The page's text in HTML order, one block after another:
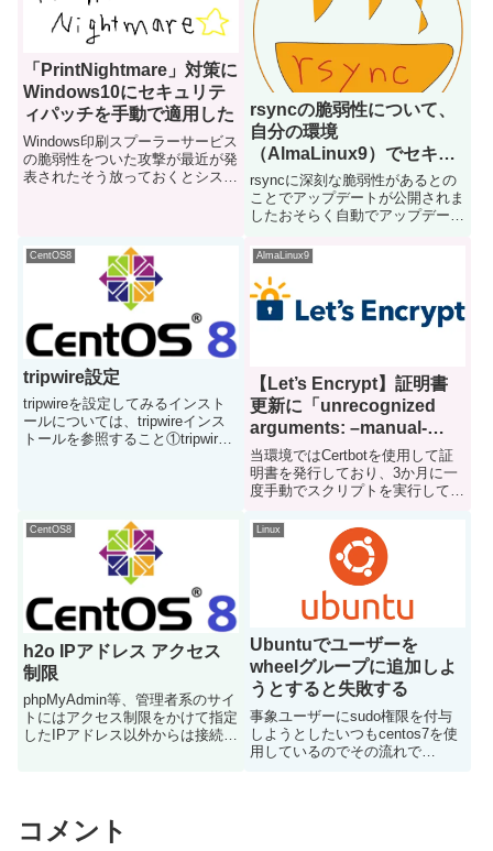
「PrintNightmare」対策に
Windows10にセキュリテ
ィパッチを手動で適用した
Windows印刷スプーラーサービス
の脆弱性をついた攻撃が最近が発
表されたそう放っておくとシステ
ド早急に対策したいので、
windowsupdateの配...
rsyncの脆弱性について、
自分の環境
（AlmaLinux9）でセキュ
リティアップデートが適用
されているか確認する
rsyncに深刻な脆弱性があるとの
ことでアップデートが公開されま
したおそらく自動でアップデート
ため確認しますrsyncのバージョ
ン確認rsync --version コマンドを
実施してrsyncのバージョンを
確...
CentOS8
tripwire設定
tripwireを設定してみるインスト
ールについては、tripwireインス
トールを参照すること①tripwire
AlmaLinux9
【Let’s Encrypt】証明書
更新に「unrecognized
arguments: –manual-
public-ip-logging-ok」と
エラーが出て失敗する
当環境ではCertbotを使用して証
明書を発行しており、3か月に一
度手動でスクリプトを実行して証
更新の際はすでに作成済のスクリ
プトを毎回実行していたのです
が、今回全く同じスクリプトを使
用しているにも関わらずエラ...
CentOS8
h2o IPアドレス アクセス
制限
phpMyAdmin等、管理者系のサイ
トにはアクセス制限をかけて指定
したIPアドレス以外からは接続で
Linux
Ubuntuでユーザーを
wheelグループに追加しよ
うとすると失敗する
事象ユーザーにsudo権限を付与
しようとしたいつもcentos7を使
用しているのでその流れで
コメント